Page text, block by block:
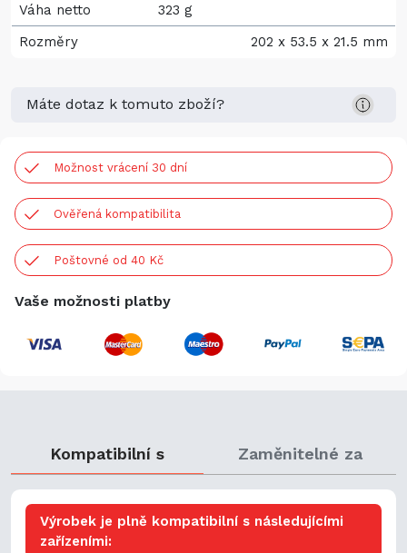
Váha netto
323 g
Rozměry
202 x 53.5 x 21.5 mm
Máte dotaz k tomuto zboží?
Možnost vrácení 30 dní
Ověřená kompatibilita
Poštovné od 40 Kč
Vaše možnosti platby
Kompatibilní s Zaměnitelné za
Výrobek je plně kompatibilní s následujícími
zařízeními: